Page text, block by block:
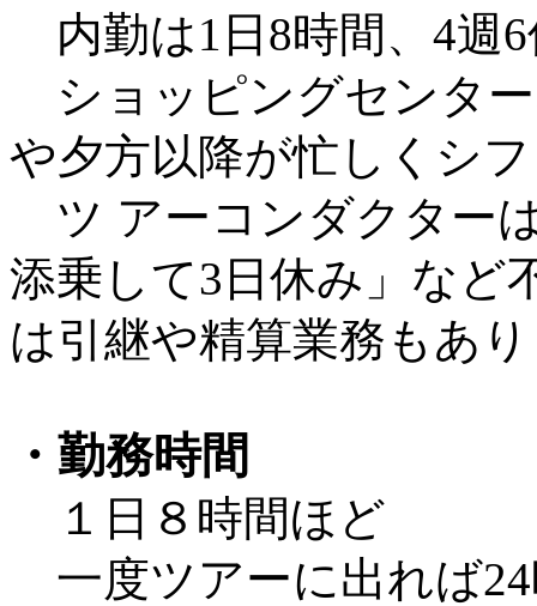
内勤は1日8時間、4週
ショッピングセンタ
や夕方以降が忙しくシ
ツ アーコンダクター
添乗して3日休み」など
は引継や精算業務もあ
・勤務時間
１日８時間ほど
一度ツアーに出れば